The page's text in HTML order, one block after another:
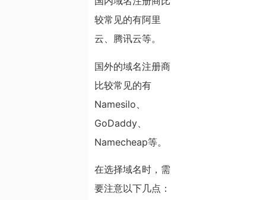
较常见的有阿里
云、腾讯云等。
国外的域名注册商
比较常见的有
Namesilo、
GoDaddy、
Namecheap等。
在选择域名时，需
要注意以下几点：